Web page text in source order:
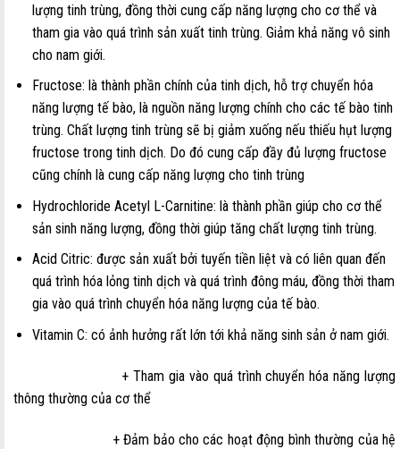
lượng tinh trùng, đồng thời cung cấp năng lượng cho cơ thể và
tham gia vào quá trình sản xuất tinh trùng. Giảm khả năng vô sinh
cho nam giới.
Fructose: là thành phần chính của tinh dịch, hỗ trợ chuyển hóa
năng lượng tế bào, là nguồn năng lượng chính cho các tế bào tinh
trùng. Chất lượng tinh trùng sẽ bị giảm xuống nếu thiếu hụt lượng
fructose trong tinh dịch. Do đó cung cấp đầy đủ lượng fructose
cũng chính là cung cấp năng lượng cho tinh trùng
Hydrochloride Acetyl L-Carnitine: là thành phần giúp cho cơ thể
sản sinh năng lượng, đồng thời giúp tăng chất lượng tinh trùng.
Acid Citric: được sản xuất bởi tuyến tiền liệt và có liên quan đến
quá trình hóa lỏng tinh dịch và quá trình đông máu, đồng thời tham
gia vào quá trình chuyển hóa năng lượng của tế bào.
Vitamin C: có ảnh hưởng rất lớn tới khả năng sinh sản ở nam giới.
+ Tham gia vào quá trình chuyển hóa năng lượng
thông thường của cơ thể
+ Đảm bảo cho các hoạt động bình thường của hệ